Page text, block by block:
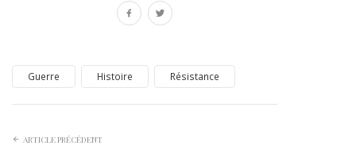
Guerre Histoire Résistance
ARTICLE PRÉCÉDENT